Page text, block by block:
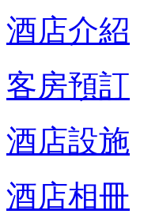
酒店介紹
客房預訂
酒店設施
酒店相冊